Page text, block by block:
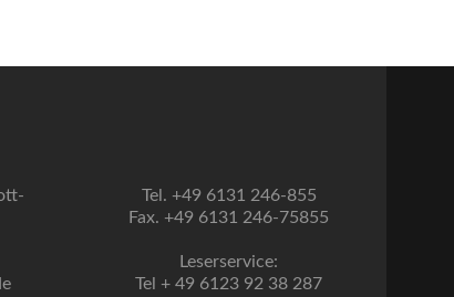
Tel. +49 6131 246-855
Fax. +49 6131 246-75855
Leserservice:
Tel + 49 6123 92 38 287